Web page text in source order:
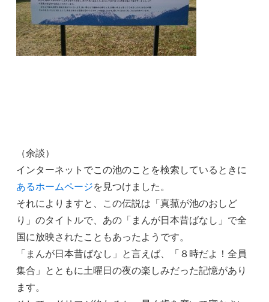
（余談）
インターネットでこの池のことを検索しているときに
あるホームページを見つけました。
それによりますと、この伝説は「真菰が池のおしど
り」のタイトルで、あの「まんが日本昔ばなし」で全
国に放映されたこともあったようです。
「まんが日本昔ばなし」と言えば、「８時だよ！全員
集合」とともに土曜日の夜の楽しみだった記憶があり
ます。